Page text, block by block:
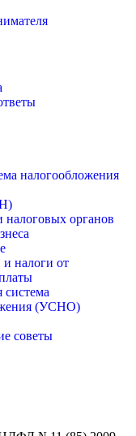
налогообложения
органов
налоги от
(УСНО)
советы